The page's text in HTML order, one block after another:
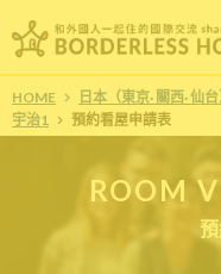
HOME 日本（東京· 關西· 仙
宇治1
預約看屋申請表
ROOM